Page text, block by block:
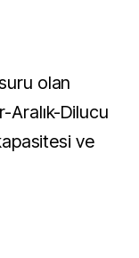
olan
Aralık-Dilucu
ve